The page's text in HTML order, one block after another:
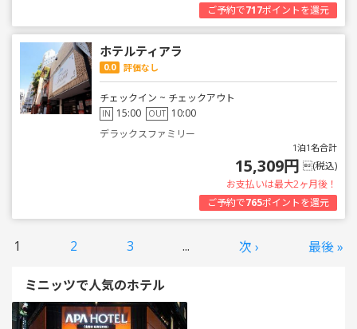
ご予約で717ポイントを還元
ホテルティアラ
0.0 評価なし
チェックイン ~ チェックアウト
IN 15:00 OUT 10:00
デラックスファミリー
1泊1名合計
15,309円 (税込)
お支払いは最大2ヶ月後！
ご予約で765ポイントを還元
1 2 3 ... 次 › 最後 »
ミニッツで人気のホテル